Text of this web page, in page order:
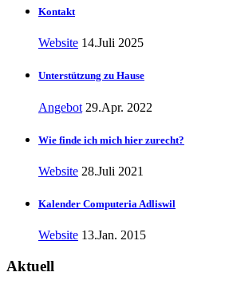
Kontakt
Website 14.Juli 2025
Unterstützung zu Hause
Angebot 29.Apr. 2022
Wie finde ich mich hier zurecht?
Website 28.Juli 2021
Kalender Computeria Adliswil
Website 13.Jan. 2015
Aktuell